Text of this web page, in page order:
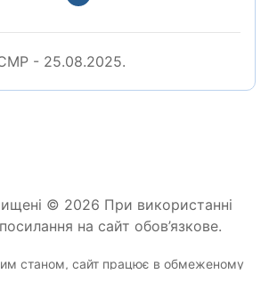
- 25.08.2025.
© 2026 При використанні
на сайт обов’язкове.
станом, сайт працює в обмеженому